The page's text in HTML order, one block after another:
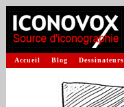
Accueil Blog Dessinateurs